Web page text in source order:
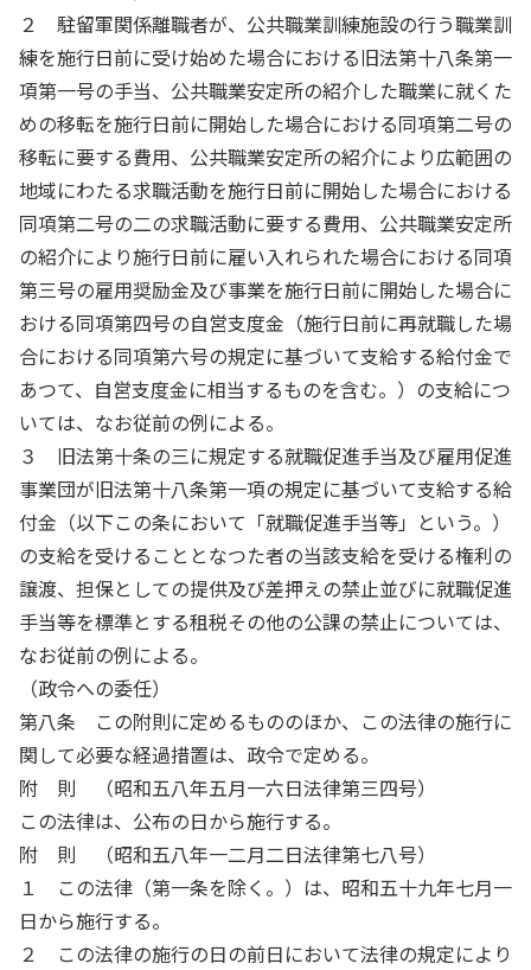
２ 駐留軍関係離職者が、公共職業訓練施設の行う職業訓
練を施行日前に受け始めた場合における旧法第十八条第一
項第一号の手当、公共職業安定所の紹介した職業に就くた
めの移転を施行日前に開始した場合における同項第二号の
移転に要する費用、公共職業安定所の紹介により広範囲の
地域にわたる求職活動を施行日前に開始した場合における
同項第二号の二の求職活動に要する費用、公共職業安定所
の紹介により施行日前に雇い入れられた場合における同項
第三号の雇用奨励金及び事業を施行日前に開始した場合に
おける同項第四号の自営支度金（施行日前に再就職した場
合における同項第六号の規定に基づいて支給する給付金で
あつて、自営支度金に相当するものを含む。）の支給につ
いては、なお従前の例による。
３ 旧法第十条の三に規定する就職促進手当及び雇用促進
事業団が旧法第十八条第一項の規定に基づいて支給する給
付金（以下この条において「就職促進手当等」という。）
の支給を受けることとなつた者の当該支給を受ける権利の
譲渡、担保としての提供及び差押えの禁止並びに就職促進
手当等を標準とする租税その他の公課の禁止については、
なお従前の例による。
（政令への委任）
第八条 この附則に定めるもののほか、この法律の施行に
関して必要な経過措置は、政令で定める。
附 則 （昭和五八年五月一六日法律第三四号）
この法律は、公布の日から施行する。
附 則 （昭和五八年一二月二日法律第七八号）
１ この法律（第一条を除く。）は、昭和五十九年七月一
日から施行する。
２ この法律の施行の日の前日において法律の規定により